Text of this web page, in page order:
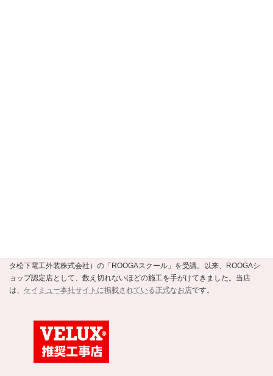
タ松下電工外装株式会社）の「ROOGAスクール」を受講。以来、ROOGAシ
ョップ認定店として、数え切れないほどの施工を手がけてきました。当店
は、 ケイミュー本社サイトに掲載されている正式なお店です。